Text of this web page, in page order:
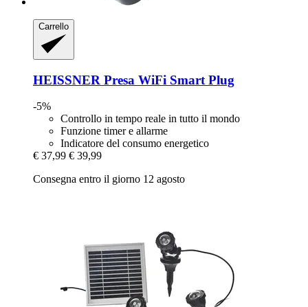
Carrello
HEISSNER Presa WiFi Smart Plug
-5%
Controllo in tempo reale in tutto il mondo
Funzione timer e allarme
Indicatore del consumo energetico
€ 37,99 € 39,99
Consegna entro il giorno 12 agosto